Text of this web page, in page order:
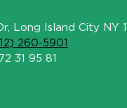
Long Island City NY
260-5901
31 95 81